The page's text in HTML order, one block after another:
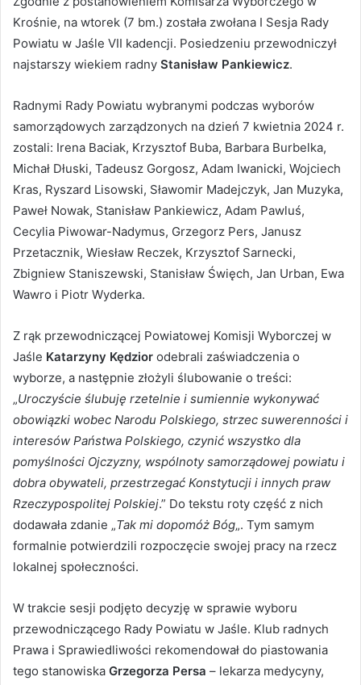
Krośnie, na wtorek (7 bm.) została zwołana I Sesja Rady
Powiatu w Jaśle VII kadencji. Posiedzeniu przewodniczył
najstarszy wiekiem radny Stanisław Pankiewicz.
Radnymi Rady Powiatu wybranymi podczas wyborów
samorządowych zarządzonych na dzień 7 kwietnia 2024 r.
zostali: Irena Baciak, Krzysztof Buba, Barbara Burbelka,
Michał Dłuski, Tadeusz Gorgosz, Adam Iwanicki, Wojciech
Kras, Ryszard Lisowski, Sławomir Madejczyk, Jan Muzyka,
Paweł Nowak, Stanisław Pankiewicz, Adam Pawluś,
Cecylia Piwowar-Nadymus, Grzegorz Pers, Janusz
Przetacznik, Wiesław Reczek, Krzysztof Sarnecki,
Zbigniew Staniszewski, Stanisław Święch, Jan Urban, Ewa
Wawro i Piotr Wyderka.
Z rąk przewodniczącej Powiatowej Komisji Wyborczej w
Jaśle Katarzyny Kędzior odebrali zaświadczenia o
wyborze, a następnie złożyli ślubowanie o treści:
„Uroczyście ślubuję rzetelnie i sumiennie wykonywać
obowiązki wobec Narodu Polskiego, strzec suwerenności i
interesów Państwa Polskiego, czynić wszystko dla
pomyślności Ojczyzny, wspólnoty samorządowej powiatu i
dobra obywateli, przestrzegać Konstytucji i innych praw
Rzeczypospolitej Polskiej.” Do tekstu roty część z nich
dodawała zdanie „Tak mi dopomóż Bóg„. Tym samym
formalnie potwierdzili rozpoczęcie swojej pracy na rzecz
lokalnej społeczności.
W trakcie sesji podjęto decyzję w sprawie wyboru
przewodniczącego Rady Powiatu w Jaśle. Klub radnych
Prawa i Sprawiedliwości rekomendował do piastowania
tego stanowiska Grzegorza Persa – lekarza medycyny,